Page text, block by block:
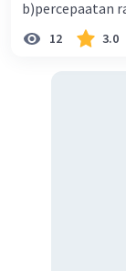
b)percepaatan
12 3.0